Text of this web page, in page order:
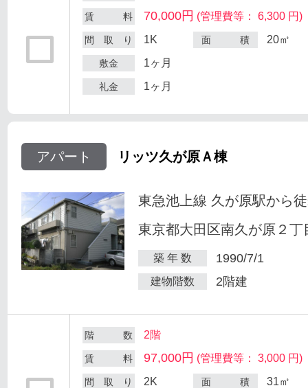
賃 料 70,000円 (管理費等： 6,300 円)
間 取 り 1K 面 積 20㎡
敷金 1ヶ月
礼金 1ヶ月
アパート リッツ久が原Ａ棟
東急池上線 久が原駅から
東京都大田区南久が原２丁
築 年 数 1990/7/1
建物階数 2階建
階 数 2階
賃 料 97,000円 (管理費等： 3,000 円)
間 取 り 2K 面 積 31㎡